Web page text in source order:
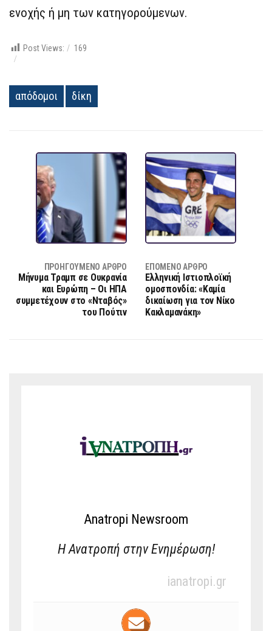
ενοχής ή μη των κατηγορούμενων.
Post Views: 169
απόδομοι δίκη
ΠΡΟΗΓΟΎΜΕΝΟ ΆΡΘΡΟ
Μήνυμα Τραμπ σε Ουκρανία
και Ευρώπη – Οι ΗΠΑ
συμμετέχουν στο «Νταβός»
του Πούτιν
ΕΠΌΜΕΝΟ ΆΡΘΡΟ
Ελληνική Ιστιοπλοϊκή
ομοσπονδία: «Καμία
δικαίωση για τον Νίκο
Κακλαμανάκη»
Anatropi Newsroom
Η Ανατροπή στην Ενημέρωση!
ianatropi.gr